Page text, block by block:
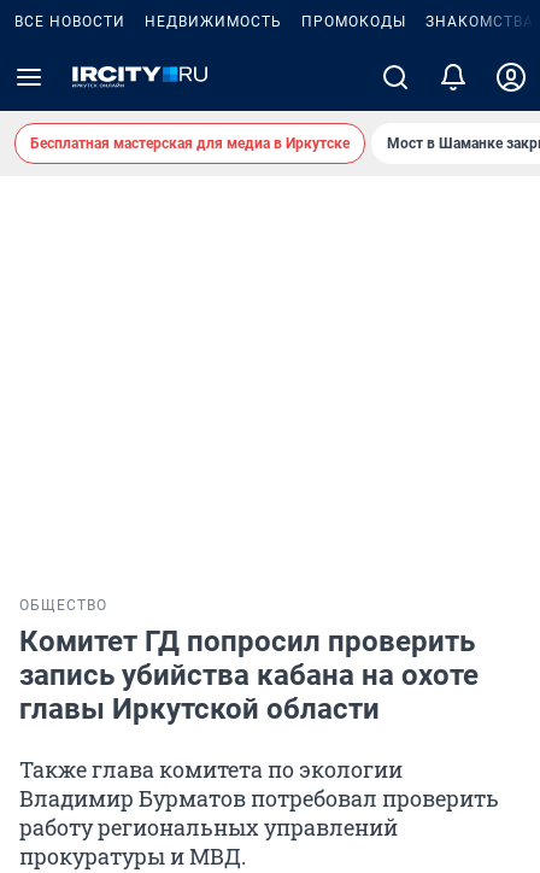
ВСЕ НОВОСТИ НЕДВИЖИМОСТЬ ПРОМОКОДЫ ЗНАКОМСТВА
Бесплатная мастерская для медиа в Иркутске Мост в Шаманке
ОБЩЕСТВО
Комитет ГД попросил проверить
запись убийства кабана на охоте
главы Иркутской области
Также глава комитета по экологии
Владимир Бурматов потребовал проверить
работу региональных управлений
прокуратуры и МВД.